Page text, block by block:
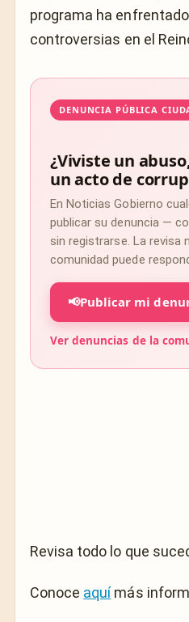
programa ha
controversias en el
DENUNCIA PÚBLICA
¿Viviste un
un acto de
En Noticias Gobierno
publicar su denuncia —
sin registrarse. La revisa
comunidad puede
📢Publicar mi
Ver denuncias de la
Revisa todo lo que
Conoce aquímás